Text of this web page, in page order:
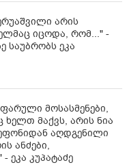
არის
იცოდა, რომ..." -
საუბრობს ეკა
მოსასმენები,
ხელთ მაქვს, არის ნია
აღდგენილი
ანძები,
ეკა კუპატაძე